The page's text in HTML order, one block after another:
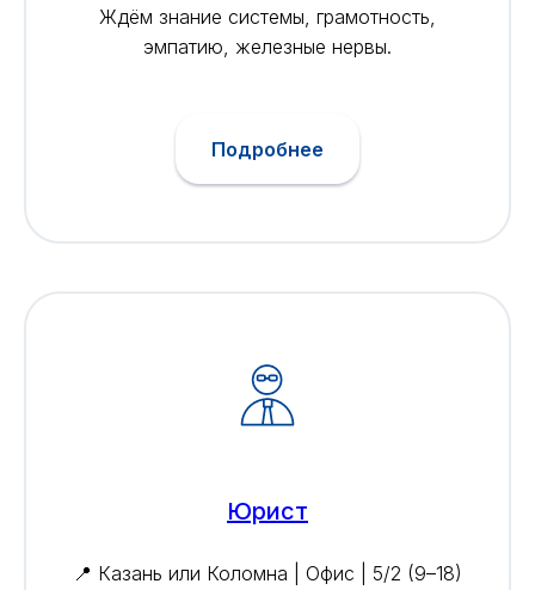
Ждём знание системы, грамотность,
эмпатию, железные нервы.
Подробнее
Юрист
📍 Казань или Коломна | Офис | 5/2 (9–18)